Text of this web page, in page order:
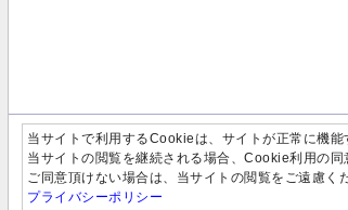
当サイトで利用するCookieは、サイトが正常に機能
当サイトの閲覧を継続される場合、Cookie利用の同
ご同意頂けない場合は、当サイトの閲覧をご遠慮く
プライバシーポリシー